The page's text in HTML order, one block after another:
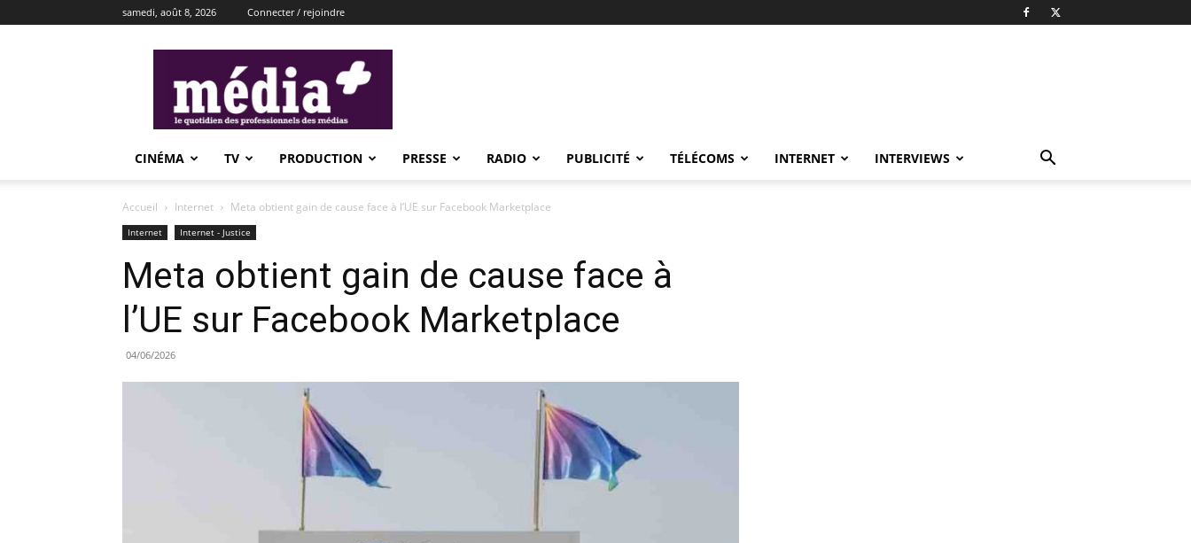
samedi, août 8, 2026 Connecter / rejoindre
CINÉMA TV PRODUCTION PRESSE RADIO PUBLICITÉ TÉLÉCOMS INTERNET INTERVIEWS
Accueil Internet Meta obtient gain de cause face à l’UE sur Facebook Marketplace
Internet Internet - Justice
Meta obtient gain de cause face à
l’UE sur Facebook Marketplace
04/06/2026